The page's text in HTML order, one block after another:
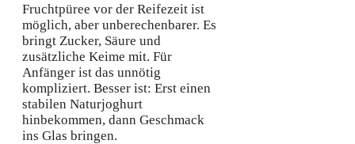
Fruchtpüree vor der Reifezeit ist
möglich, aber unberechenbarer. Es
bringt Zucker, Säure und
zusätzliche Keime mit. Für
Anfänger ist das unnötig
kompliziert. Besser ist: Erst einen
stabilen Naturjoghurt
hinbekommen, dann Geschmack
ins Glas bringen.